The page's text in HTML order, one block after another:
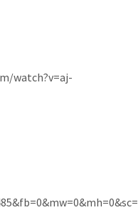
watch?v=aj-